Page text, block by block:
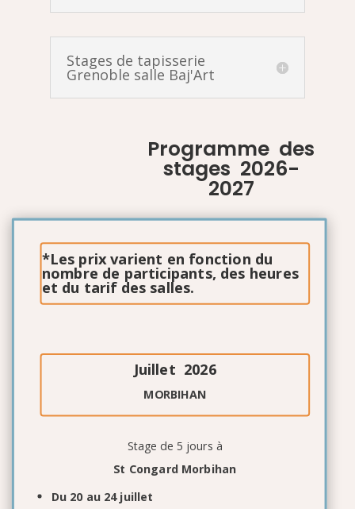
Stages de tapisserie
Grenoble salle Baj'Art
Programme des
stages 2026-
2027
*Les prix varient en fonction du
nombre de participants, des heures
et du tarif des salles.
Juillet 2026
MORBIHAN
Stage de 5 jours à
St Congard Morbihan
Du 20 au 24 juillet